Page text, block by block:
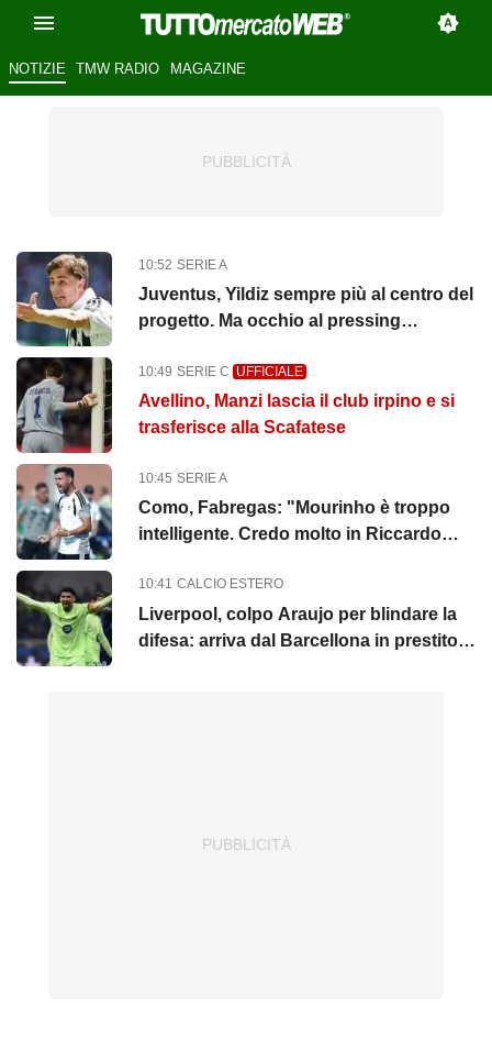
NOTIZIE TMW RADIO MAGAZINE
10:52 SERIE A
Juventus, Yildiz sempre più al centro del
progetto. Ma occhio al pressing
10:49 SERIE C UFFICIALE
Avellino, Manzi lascia il club irpino e si
trasferisce alla Scafatese
10:45 SERIE A
Como, Fabregas: "Mourinho è troppo
intelligente. Credo molto in Riccardo
10:41 CALCIO ESTERO
Liverpool, colpo Araujo per blindare la
difesa: arriva dal Barcellona in prestito